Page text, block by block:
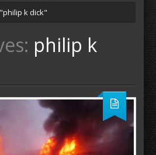
k dick"
philip k